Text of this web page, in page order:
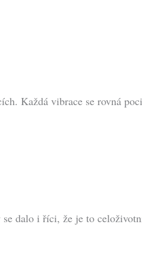
Každá vibrace se rovná
se dalo i říci, že je to